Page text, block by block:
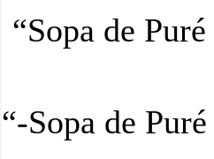
“Sopa de
“-Sopa de